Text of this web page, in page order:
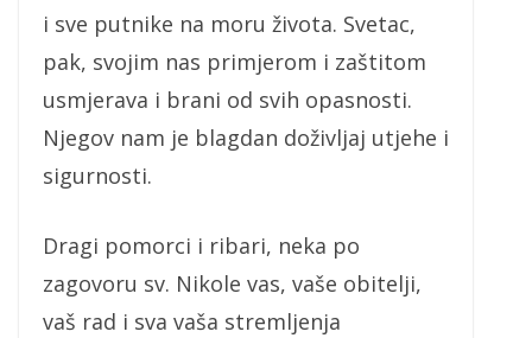
i sve putnike na moru života. Svetac,
pak, svojim nas primjerom i zaštitom
usmjerava i brani od svih opasnosti.
Njegov nam je blagdan doživljaj utjehe i
sigurnosti.
Dragi pomorci i ribari, neka po
zagovoru sv. Nikole vas, vaše obitelji,
vaš rad i sva vaša stremljenja